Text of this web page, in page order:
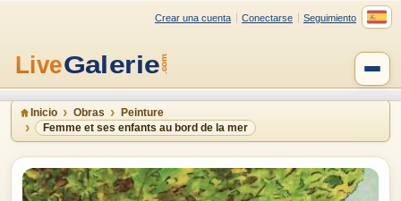
Crear una cuenta Conectarse Seguimiento
Inicio Obras
Peinture
Femme et ses enfants au bord de la mer